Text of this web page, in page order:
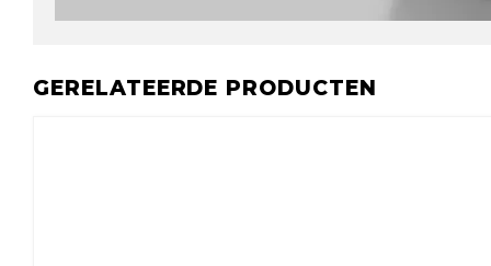
GERELATEERDE PRODUCTEN